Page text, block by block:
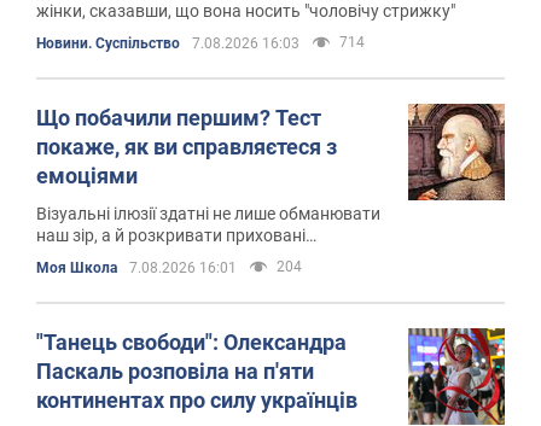
жінки, сказавши, що вона носить "чоловічу стрижку"
Новини. Суспільство 7.08.2026 16:03 714
Що побачили першим? Тест
покаже, як ви справляєтеся з
емоціями
Візуальні ілюзії здатні не лише обманювати
наш зір, а й розкривати приховані
особливості нашого підсвідомого
сприйняття
Моя Школа 7.08.2026 16:01 204
"Танець свободи": Олександра
Паскаль розповіла на п'яти
континентах про силу українців